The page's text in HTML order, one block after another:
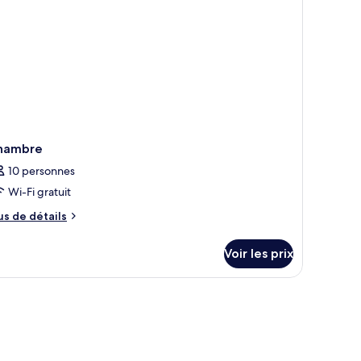
10 personnes
Wi-Fi gratuit
de détails
Voir les prix